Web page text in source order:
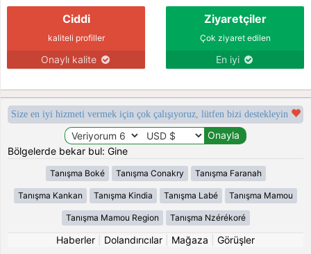
Ciddi
kaliteli profiller
Onaylı kalite
Ziyaretçiler
Çok ziyaret edilen
En iyi
Size en iyi hizmeti vermek için çok çalışıyoruz, lütfen bizi destekleyin
Bölgelerde bekar bul: Gine
Tanışma Boké Tanışma Conakry Tanışma Faranah
Tanışma Kankan Tanışma Kindia Tanışma Labé Tanışma Mamou
Tanışma Mamou Region Tanışma Nzérékoré
Haberler Dolandırıcılar Mağaza
Görüşler